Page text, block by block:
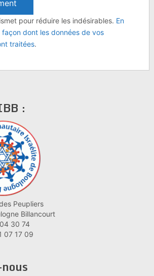
pour réduire les indésirables. En
façon dont les données de vos
traitées.
:
Peupliers
Billancourt
30 74
07 17 09